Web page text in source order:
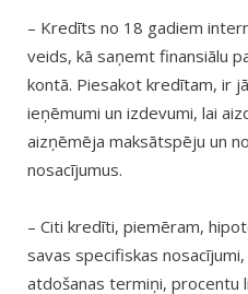
– Kredīts no 18 gadiem
veids, kā saņemt finansiālu
kontā. Piesakot kredītam, ir
ieņēmumi un izdevumi, lai
aizņēmēja maksātspēju un
nosacījumus.
– Citi kredīti, piemēram,
savas specifiskas
atdošanas termiņi, procentu